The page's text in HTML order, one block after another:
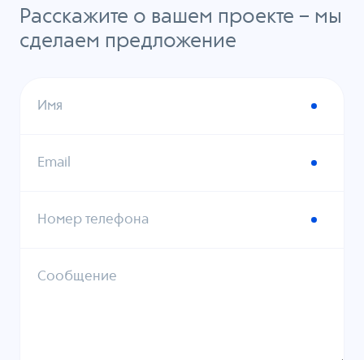
Расскажите о вашем проекте – мы
сделаем предложение
Имя
Email
Номер телефона
Сообщение